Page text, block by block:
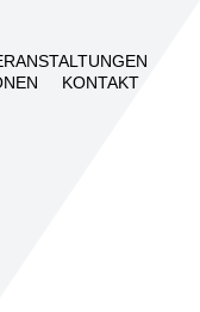
KONTAKT